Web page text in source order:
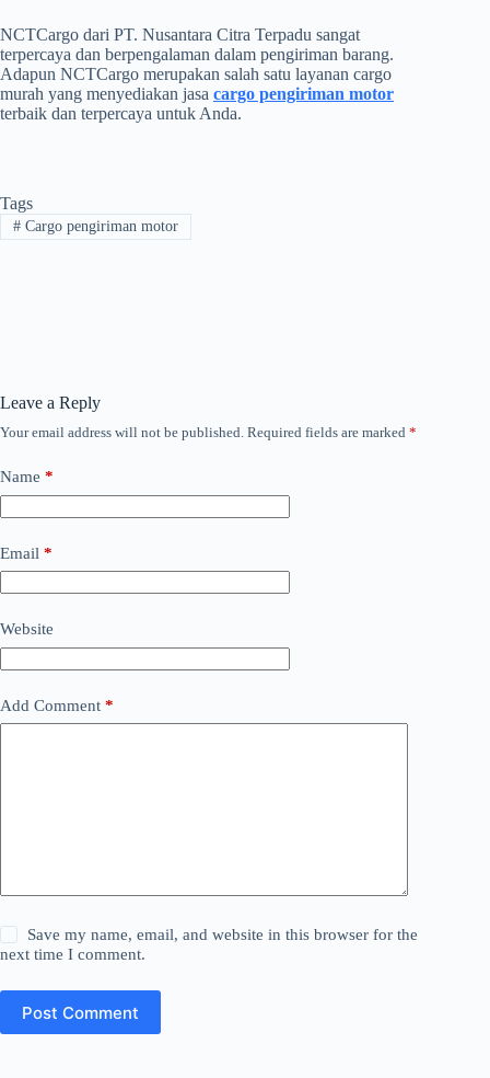
NCTCargo dari PT. Nusantara Citra Terpadu sangat
terpercaya dan berpengalaman dalam pengiriman barang.
Adapun NCTCargo merupakan salah satu layanan cargo
murah yang menyediakan jasa cargo pengiriman motor
terbaik dan terpercaya untuk Anda.
Tags
#Cargo pengiriman motor
Leave a Reply
Your email address will not be published. Required fields are marked *
Name *
Email *
Website
Add Comment *
Save my name, email, and website in this browser for the
next time I comment.
Post Comment